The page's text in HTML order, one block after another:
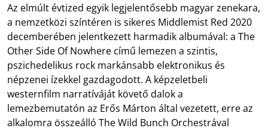
Az elmúlt évtized egyik legjelentősebb magyar zenekara,
a nemzetközi színtéren is sikeres Middlemist Red 2020
decemberében jelentkezett harmadik albumával: a The
Other Side Of Nowhere című lemezen a szintis,
pszichedelikus rock markánsabb elektronikus és
népzenei ízekkel gazdagodott. A képzeletbeli
westernfilm narratíváját követő dalok a
lemezbemutatón az Erős Márton által vezetett, erre az
alkalomra összeálló The Wild Bunch Orchestrával